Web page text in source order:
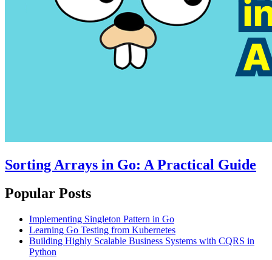
Sorting Arrays in Go: A Practical Guide
Popular Posts
Implementing Singleton Pattern in Go
Learning Go Testing from Kubernetes
Building Highly Scalable Business Systems with CQRS in
Python